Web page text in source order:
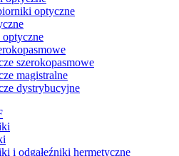
optyczne
szerokopasmowe
magistralne
dystrybucyjne
i odgałęźniki hermetyczne